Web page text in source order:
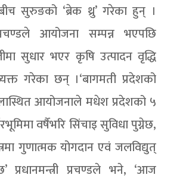
सुरुङको ‘ब्रेक थ्रु’ गरेका हुन् ।
प्रचण्डले आयोजना सम्पन्न भएपछि
सुधार भएर कृषि उत्पादन वृद्धि
गरेका छन् ।‘बागमती प्रदेशको
आयोजनाले मधेश प्रदेशको ५
वर्षैभरि सिंचाइ सुविधा पुग्नेछ,
गुणात्मक योगदान एवं जलविद्युत्
प्रधानमन्त्री प्रचण्डले भने, ‘आज